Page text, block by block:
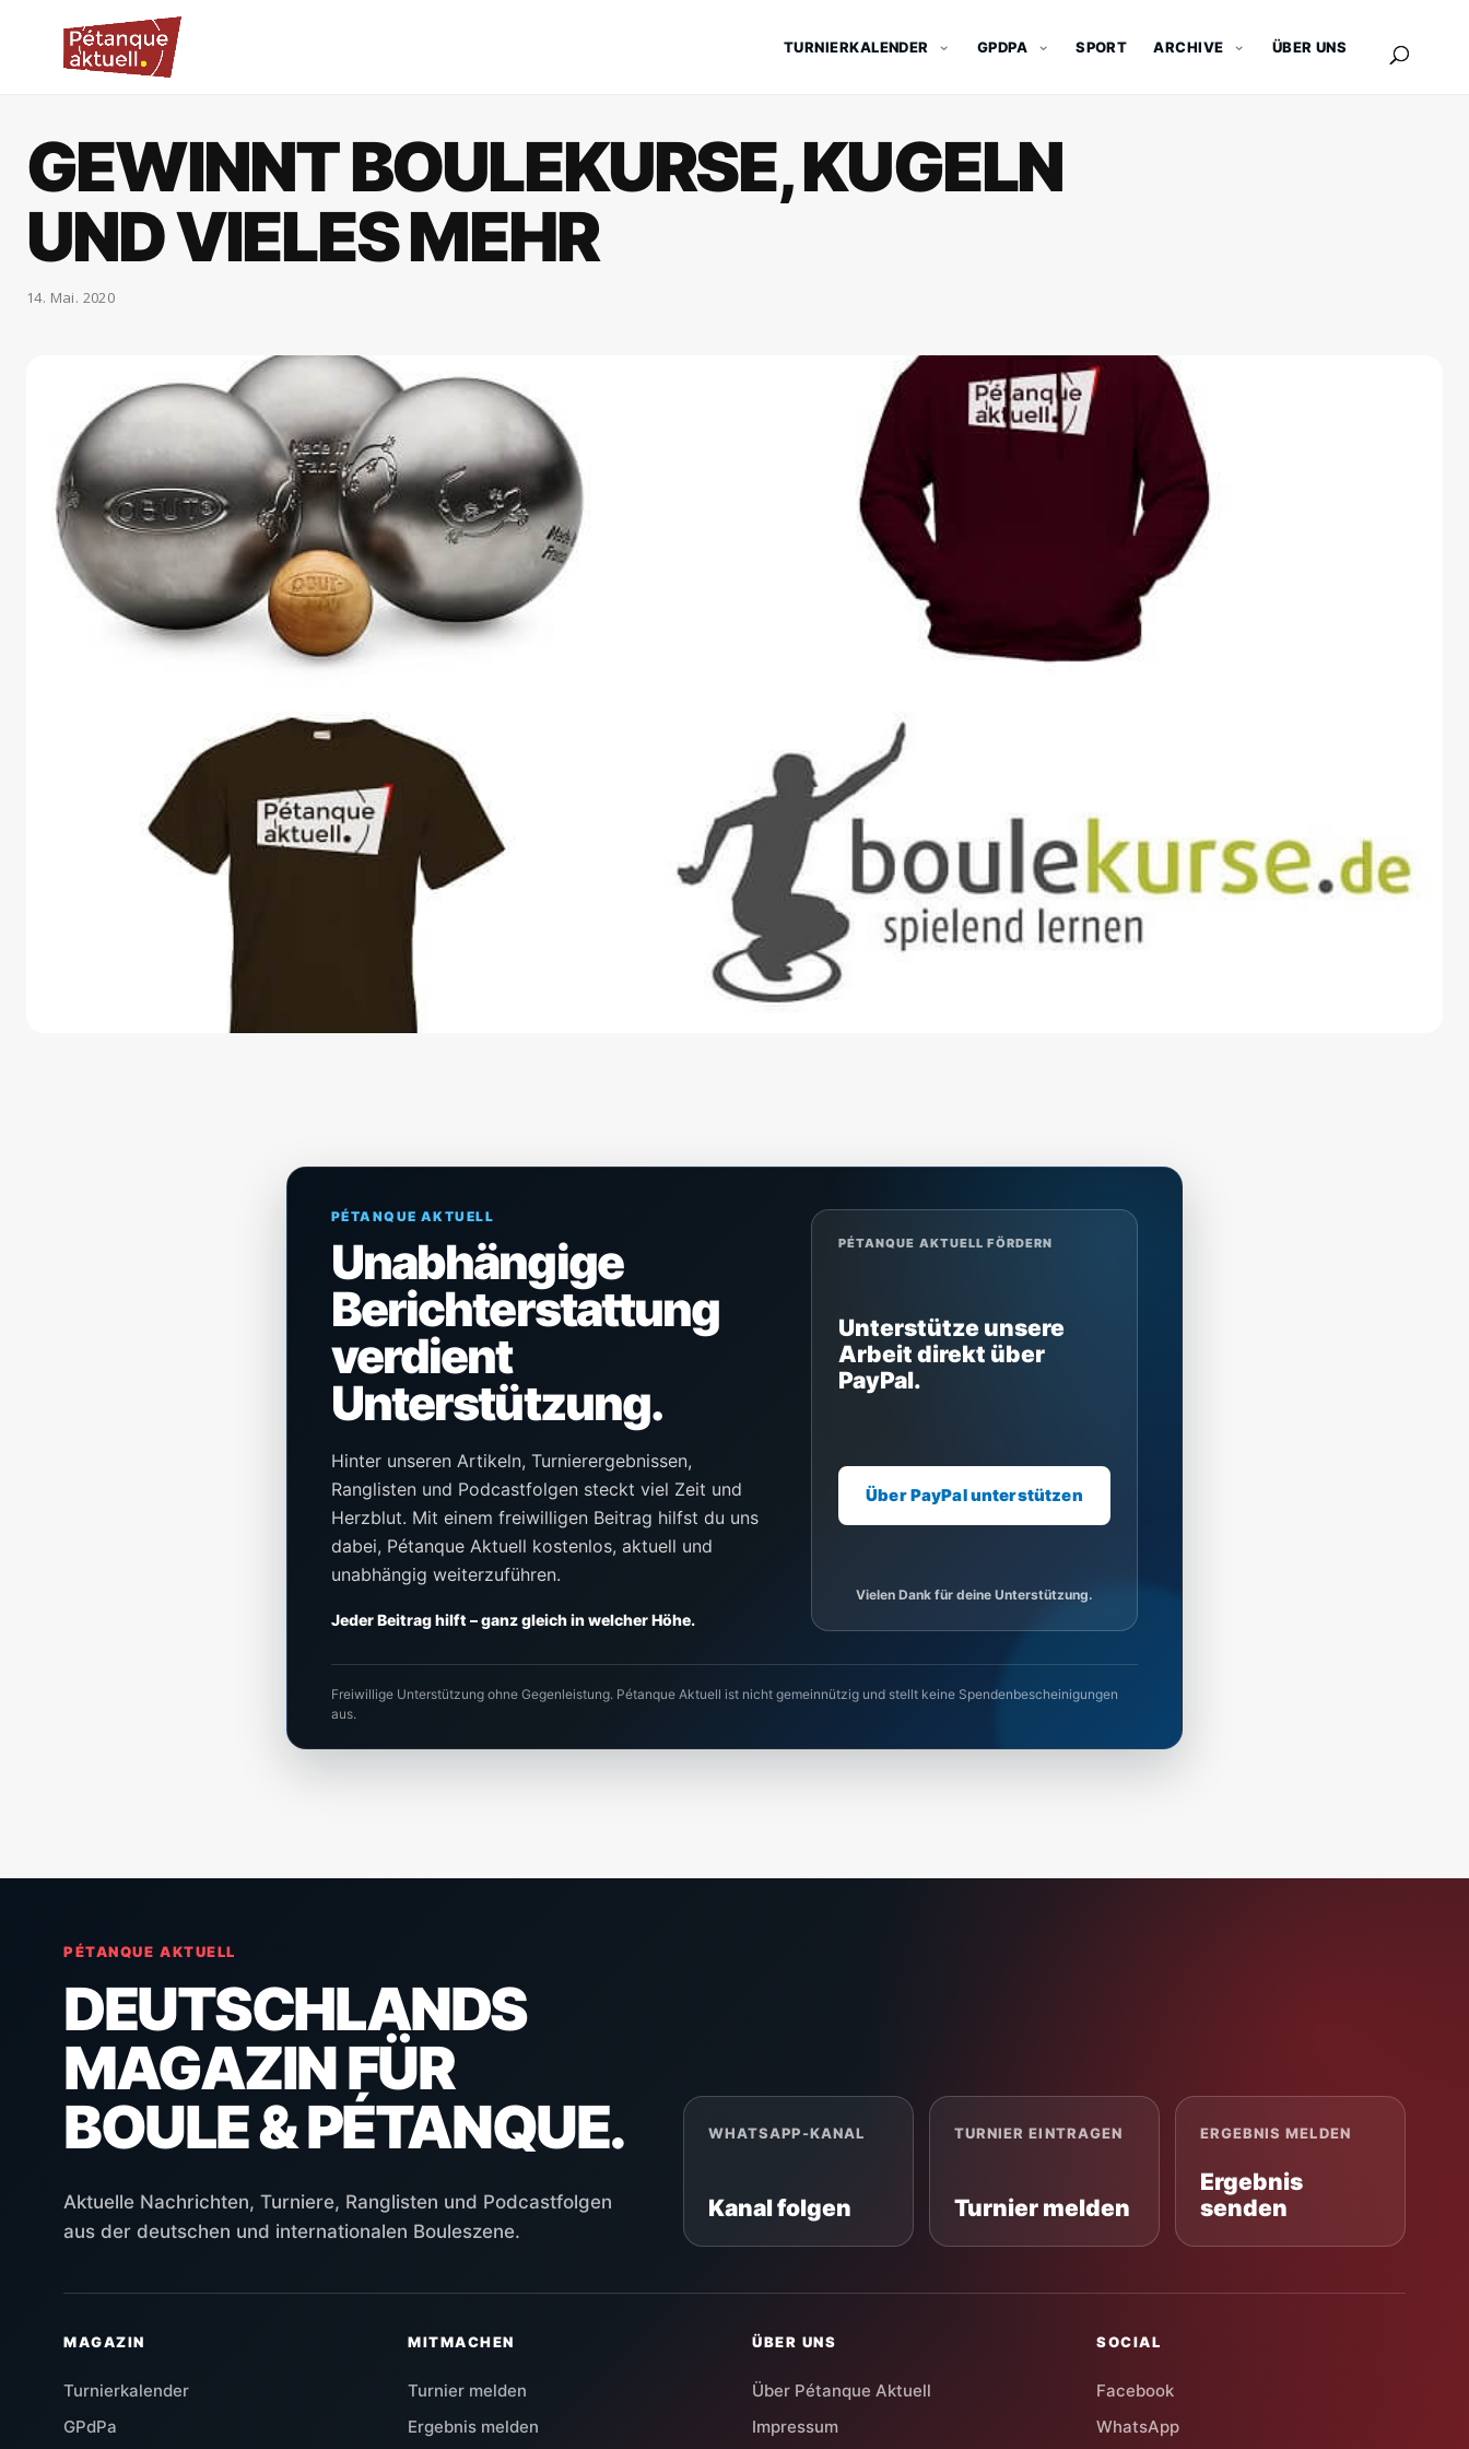
TURNIERKALENDER GPDPA SPORT ARCHIVE ÜBER UNS
GEWINNT BOULEKURSE, KUGELN
UND VIELES MEHR
14. Mai. 2020
PÉTANQUE AKTUELL
Unabhängige
Berichterstattung
verdient
Unterstützung.
Hinter unseren Artikeln, Turnierergebnissen,
Ranglisten und Podcastfolgen steckt viel Zeit und
Herzblut. Mit einem freiwilligen Beitrag hilfst du uns
dabei, Pétanque Aktuell kostenlos, aktuell und
unabhängig weiterzuführen.
Jeder Beitrag hilft – ganz gleich in welcher Höhe.
PÉTANQUE AKTUELL FÖRDERN
Unterstütze unsere
Arbeit direkt über
PayPal.
Über PayPal unterstützen
Vielen Dank für deine Unterstützung.
Freiwillige Unterstützung ohne Gegenleistung. Pétanque Aktuell ist nicht gemeinnützig und stellt keine Spendenbescheinigungen
aus.
PÉTANQUE AKTUELL
DEUTSCHLANDS
MAGAZIN FÜR
BOULE & PÉTANQUE.
Aktuelle Nachrichten, Turniere, Ranglisten und Podcastfolgen
aus der deutschen und internationalen Bouleszene.
WHATSAPP-KANAL
Kanal folgen
TURNIER EINTRAGEN
Turnier melden
ERGEBNIS MELDEN
Ergebnis
senden
MAGAZIN
Turnierkalender
GPdPa
MITMACHEN
Turnier melden
Ergebnis melden
ÜBER UNS
Über Pétanque Aktuell
Impressum
SOCIAL
Facebook
WhatsApp